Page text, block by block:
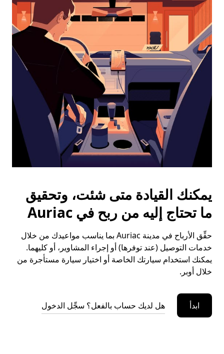
التاريخ.
اضغط
على
زر
الخروج
لإغلاق
التقويم.
يمكنك القيادة متى شئت، وتحقيق
ما تحتاج إليه من ربح في Auriac
حقِّق الأرباح في مدينة Auriac بما يناسب مواعيدك من خلال
خدمات التوصيل (عند توفرها) أو إجراء المشاوير، أو كليهما.
يمكنك استخدام سيارتك الخاصة أو اختيار سيارة مستأجرة من
خلال أوبر.
ابدأ هل لديك حساب بالفعل؟ سجِّل الدخول